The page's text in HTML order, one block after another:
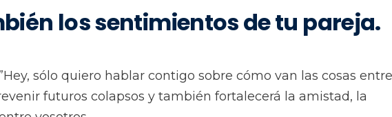
los sentimientos de tu pareja.
sólo quiero hablar contigo sobre cómo van las cosas entre
futuros colapsos y también fortalecerá la amistad, la